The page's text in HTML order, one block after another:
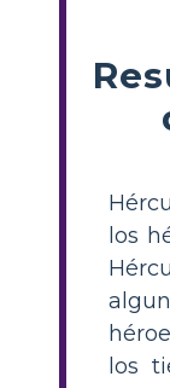
los
los